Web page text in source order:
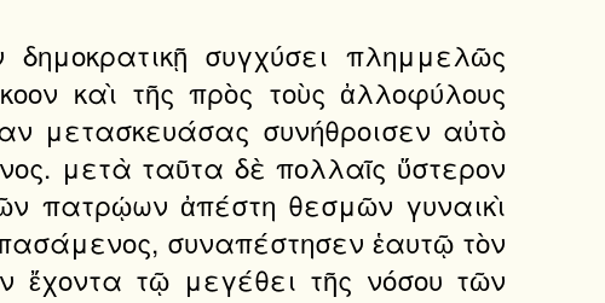
συγχύσει πλημμελῶς
καὶ τῆς πρὸς τοὺς ἀλλοφύλους
μετασκευάσας συνήθροισεν αὐτὸ
μετὰ ταῦτα δὲ πολλαῖς ὕστερον
πατρῴων ἀπέστη θεσμῶν γυναικὶ
συναπέστησεν ἑαυτῷ τὸν
ἔχοντα τῷ μεγέθει τῆς νόσου τῶν